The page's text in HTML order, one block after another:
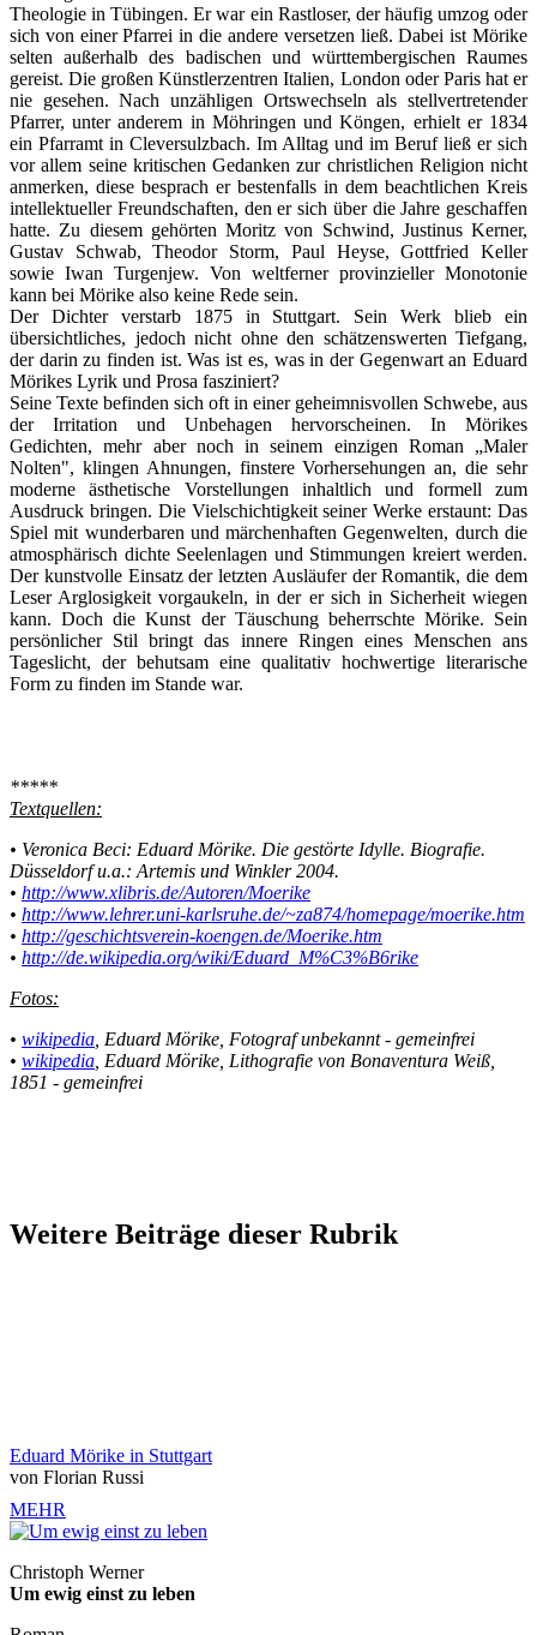
Theologie in Tübingen. Er war ein Rastloser, der häufig umzog oder
sich von einer Pfarrei in die andere versetzen ließ. Dabei ist Mörike
selten außerhalb des badischen und württembergischen Raumes
gereist. Die großen Künstlerzentren Italien, London oder Paris hat er
nie gesehen. Nach unzähligen Ortswechseln als stellvertretender
Pfarrer, unter anderem in Möhringen und Köngen, erhielt er 1834
ein Pfarramt in Cleversulzbach. Im Alltag und im Beruf ließ er sich
vor allem seine kritischen Gedanken zur christlichen Religion nicht
anmerken, diese besprach er bestenfalls in dem beachtlichen Kreis
intellektueller Freundschaften, den er sich über die Jahre geschaffen
hatte. Zu diesem gehörten Moritz von Schwind, Justinus Kerner,
Gustav Schwab, Theodor Storm, Paul Heyse, Gottfried Keller
sowie Iwan Turgenjew. Von weltferner provinzieller Monotonie
kann bei Mörike also keine Rede sein.
Der Dichter verstarb 1875 in Stuttgart. Sein Werk blieb ein
übersichtliches, jedoch nicht ohne den schätzenswerten Tiefgang,
der darin zu finden ist. Was ist es, was in der Gegenwart an Eduard
Mörikes Lyrik und Prosa fasziniert?
Seine Texte befinden sich oft in einer geheimnisvollen Schwebe, aus
der Irritation und Unbehagen hervorscheinen. In Mörikes
Gedichten, mehr aber noch in seinem einzigen Roman „Maler
Nolten", klingen Ahnungen, finstere Vorhersehungen an, die sehr
moderne ästhetische Vorstellungen inhaltlich und formell zum
Ausdruck bringen. Die Vielschichtigkeit seiner Werke erstaunt: Das
Spiel mit wunderbaren und märchenhaften Gegenwelten, durch die
atmosphärisch dichte Seelenlagen und Stimmungen kreiert werden.
Der kunstvolle Einsatz der letzten Ausläufer der Romantik, die dem
Leser Arglosigkeit vorgaukeln, in der er sich in Sicherheit wiegen
kann. Doch die Kunst der Täuschung beherrschte Mörike. Sein
persönlicher Stil bringt das innere Ringen eines Menschen ans
Tageslicht, der behutsam eine qualitativ hochwertige literarische
Form zu finden im Stande war.
*****
Textquellen:
• Veronica Beci: Eduard Mörike. Die gestörte Idylle. Biografie.
Düsseldorf u.a.: Artemis und Winkler 2004.
• http://www.xlibris.de/Autoren/Moerike
• http://www.lehrer.uni-karlsruhe.de/~za874/homepage/moerike.htm
• http://geschichtsverein-koengen.de/Moerike.htm
• http://de.wikipedia.org/wiki/Eduard_M%C3%B6rike
Fotos:
• wikipedia, Eduard Mörike, Fotograf unbekannt - gemeinfrei
• wikipedia, Eduard Mörike, Lithografie von Bonaventura Weiß,
1851 - gemeinfrei
Weitere Beiträge dieser Rubrik
Eduard Mörike in Stuttgart
von Florian Russi
MEHR
Christoph Werner
Um ewig einst zu leben